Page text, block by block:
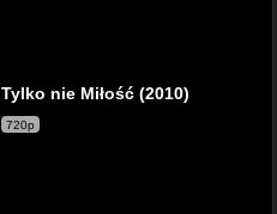
Tylko nie Miłość (2010)
720p